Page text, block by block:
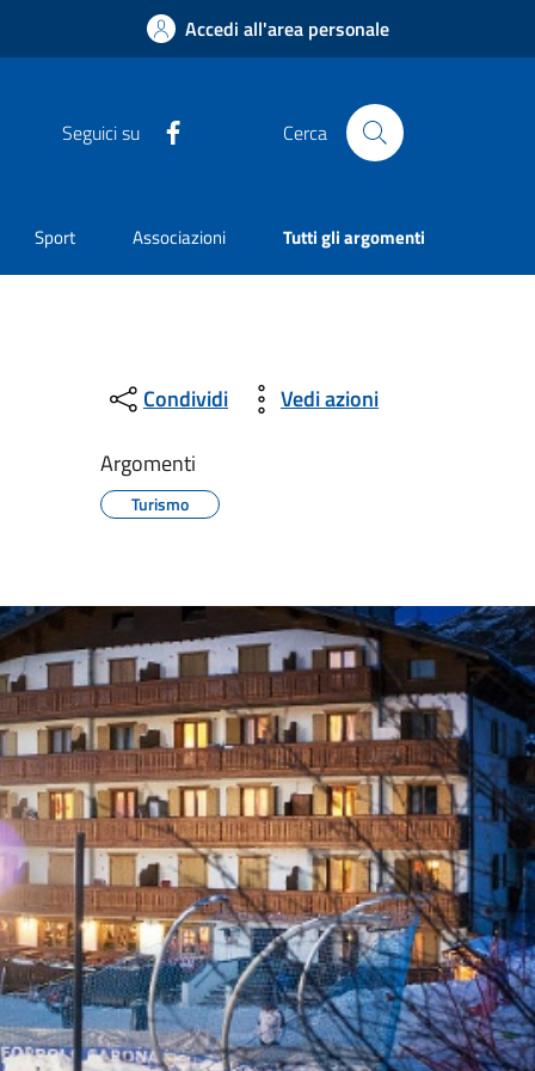
Accedi all'area personale
Seguici su Cerca
Sport Associazioni Tutti gli argomenti
Condividi
Vedi azioni
Argomenti
Turismo